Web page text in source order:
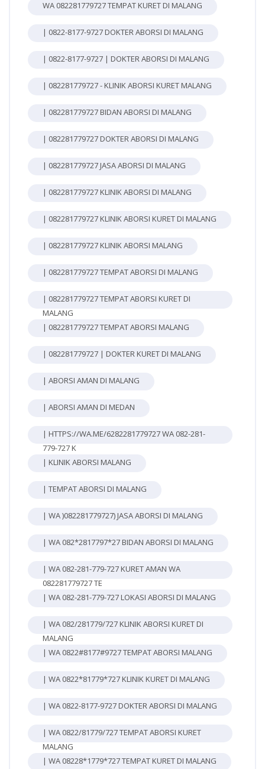
WA 082281779727 TEMPAT KURET DI MALANG
| 0822-8177-9727 DOKTER ABORSI DI MALANG
| 0822-8177-9727 | DOKTER ABORSI DI MALANG
| 082281779727 - KLINIK ABORSI KURET MALANG
| 082281779727 BIDAN ABORSI DI MALANG
| 082281779727 DOKTER ABORSI DI MALANG
| 082281779727 JASA ABORSI DI MALANG
| 082281779727 KLINIK ABORSI DI MALANG
| 082281779727 KLINIK ABORSI KURET DI MALANG
| 082281779727 KLINIK ABORSI MALANG
| 082281779727 TEMPAT ABORSI DI MALANG
| 082281779727 TEMPAT ABORSI KURET DI
MALANG
| 082281779727 TEMPAT ABORSI MALANG
| 082281779727 | DOKTER KURET DI MALANG
| ABORSI AMAN DI MALANG
| ABORSI AMAN DI MEDAN
| HTTPS://WA.ME/6282281779727 WA 082-281-
779-727 K
| KLINIK ABORSI MALANG
| TEMPAT ABORSI DI MALANG
| WA )082281779727) JASA ABORSI DI MALANG
| WA 082*2817797*27 BIDAN ABORSI DI MALANG
| WA 082-281-779-727 KURET AMAN WA
082281779727 TE
| WA 082-281-779-727 LOKASI ABORSI DI MALANG
| WA 082/281779/727 KLINIK ABORSI KURET DI
MALANG
| WA 0822#8177#9727 TEMPAT ABORSI MALANG
| WA 0822*81779*727 KLINIK KURET DI MALANG
| WA 0822-8177-9727 DOKTER ABORSI DI MALANG
| WA 0822/81779/727 TEMPAT ABORSI KURET
MALANG
| WA 08228*1779*727 TEMPAT KURET DI MALANG